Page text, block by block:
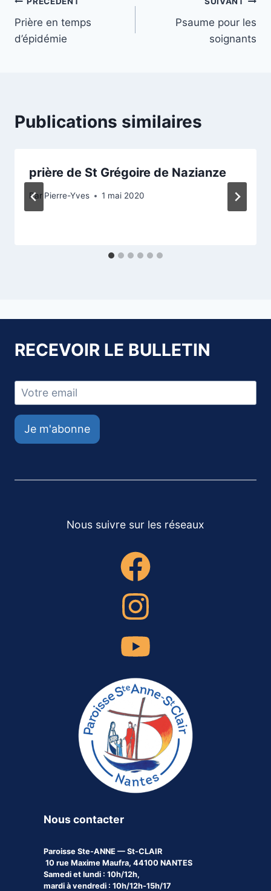
Navigation
de
Prière en temps
d’épidémie
Psaume pour les
soignants
Publications similaires
prière de St Grégoire de Nazianze
Par Pierre-Yves 1 mai 2020
RECEVOIR LE BULLETIN
Je m'abonne
Nous suivre sur les réseaux
Nous contacter
Paroisse Ste-ANNE — St-CLAIR
10 rue Maxime Maufra, 44100 NANTES
Samedi et lundi : 10h/12h,
mardi à vendredi : 10h/12h-15h/17